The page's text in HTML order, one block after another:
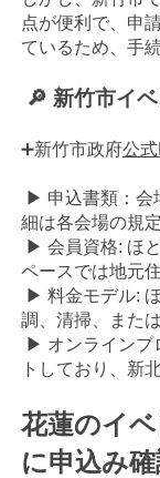
点が便利で、申
ているため、手
🔎 新竹市イ
➕新竹市政府公
▶ 申込書類：会
細は各会場の規
▶ 会員資格: ほ
ペースでは地元
▶ 料金モデル:
調、清掃、また
▶ オンラインプ
トしており、新
花蓮のイ
に申込み確